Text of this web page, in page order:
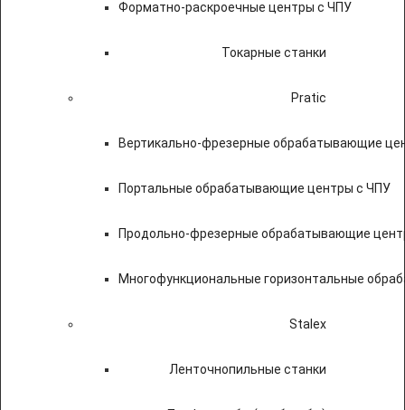
Форматно-раскроечные центры с ЧПУ
Токарные станки
Pratic
Вертикально-фрезерные обрабатывающие
Портальные обрабатывающие центры с ЧПУ
Продольно-фрезерные обрабатывающие
Многофункциональные горизонтальные
Stalex
Ленточнопильные станки